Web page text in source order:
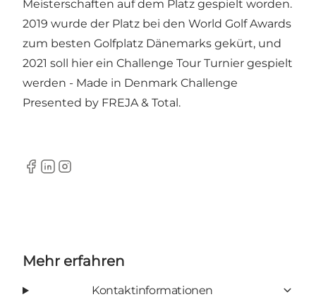
Meisterschaften auf dem Platz gespielt worden.
2019 wurde der Platz bei den World Golf Awards
zum besten Golfplatz Dänemarks gekürt, und
2021 soll hier ein Challenge Tour Turnier gespielt
werden - Made in Denmark Challenge
Presented by FREJA & Total.
Facebook
LinkedIn
Instagram
Mehr erfahren
Kontaktinformationen